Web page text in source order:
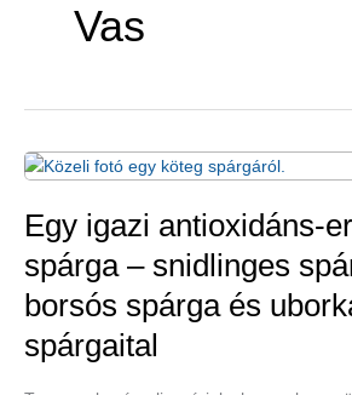
Vas
Egy igazi antioxidáns-
spárga – snidlinges
borsós spárga és
spárgaital